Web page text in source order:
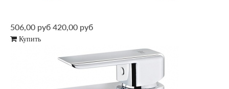
506,00 руб 420,00 руб
Купить